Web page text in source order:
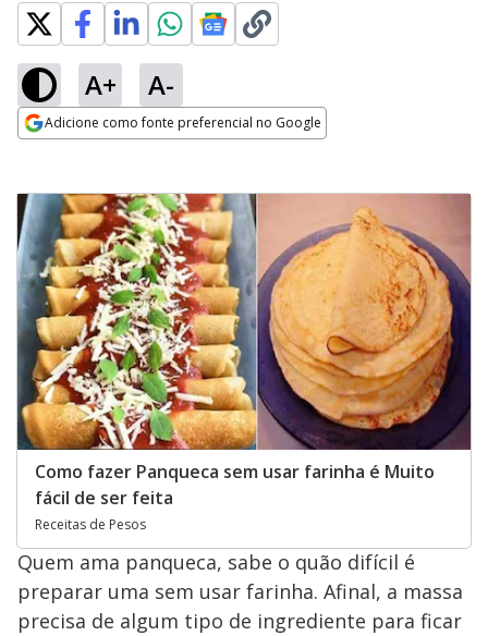
A+ A-
Adicione como fonte preferencial no Google
Como fazer Panqueca sem usar farinha é Muito
fácil de ser feita
Receitas de Pesos
Quem ama panqueca, sabe o quão difícil é
preparar uma sem usar farinha. Afinal, a massa
precisa de algum tipo de ingrediente para ficar